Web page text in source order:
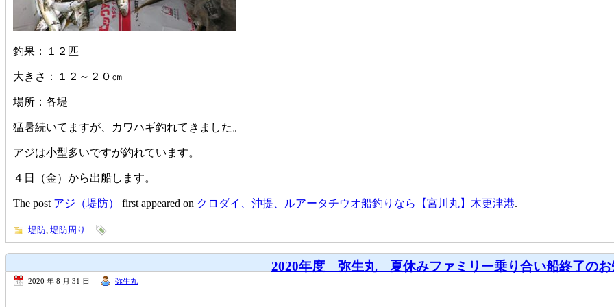
釣果：１２匹
大きさ：１２～２０㎝
場所：各堤
猛暑続いてますが、カワハギ釣れてきました。
アジは小型多いですが釣れています。
４日（金）から出船します。
The post アジ（堤防） first appeared on クロダイ、沖提、ルアータチウオ船釣りなら【宮川丸】木更津港.
堤防, 堤防周り
2020年度 弥生丸 夏休みファミリー乗り合い船終了のお
2020 年 8 月 31 日 弥生丸